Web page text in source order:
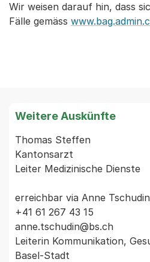
Wir weisen darauf hin, dass
Fälle gemäss
Weitere Auskünfte
Thomas Steffen
Kantonsarzt
Leiter Medizinische Dienste
erreichbar via Anne Tschudin
+41 61 267 43 15
anne.tschudin@bs.ch
Leiterin Kommunikation,
Basel-Stadt